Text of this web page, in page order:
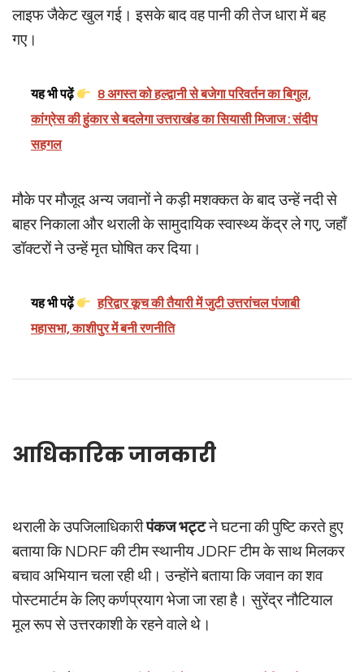
लाइफ जैकेट खुल गई। इसके बाद वह पानी की तेज धारा में बह
गए।
यह भी पढ़ें
8 अगस्त को हल्द्वानी से बजेगा परिवर्तन का बिगुल,
कांग्रेस की हुंकार से बदलेगा उत्तराखंड का सियासी मिजाज : संदीप
सहगल
मौके पर मौजूद अन्य जवानों ने कड़ी मशक्कत के बाद उन्हें नदी से
बाहर निकाला और थराली के सामुदायिक स्वास्थ्य केंद्र ले गए, जहाँ
डॉक्टरों ने उन्हें मृत घोषित कर दिया।
यह भी पढ़ें
हरिद्वार कूच की तैयारी में जुटी उत्तरांचल पंजाबी
महासभा, काशीपुर में बनी रणनीति
आधिकारिक जानकारी
थराली के उपजिलाधिकारीपंकज भट्टने घटना की पुष्टि करते हुए
बताया कि NDRF की टीम स्थानीय JDRF टीम के साथ मिलकर
बचाव अभियान चला रही थी। उन्होंने बताया कि जवान का शव
पोस्टमार्टम के लिए कर्णप्रयाग भेजा जा रहा है। सुरेंद्र नौटियाल
मूल रूप से उत्तरकाशी के रहने वाले थे।